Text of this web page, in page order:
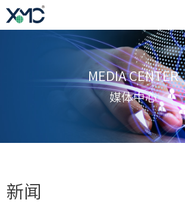
MEDIA CENTER
媒体中心
新闻